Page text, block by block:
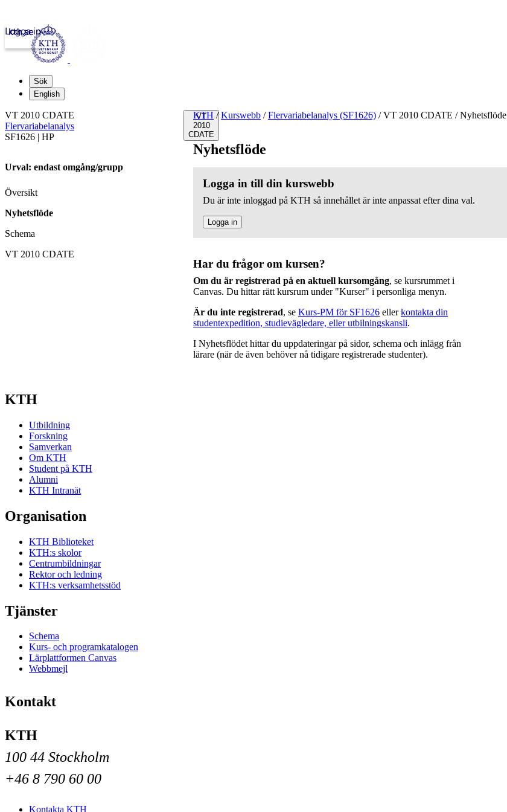
kth.se
Logga in
Sök
English
VT
2010
CDATE
KTH / Kurswebb / Flervariabelanalys (SF1626) /VT 2010 CDATE /Nyhetsflöde
Nyhetsflöde
Logga in till din kurswebb
Du är inte inloggad på KTH så innehållet är inte anpassat efter dina val.
Logga in
Har du frågor om kursen?
Om du är registrerad på en aktuell kursomgång, se kursrummet i
Canvas. Du hittar rätt kursrum under "Kurser" i personliga menyn.
Är du inte registrerad, se Kurs-PM för SF1626 ellerkontakta din
studentexpedition, studievägledare, eller utbilningskansli.
I Nyhetsflödet hittar du uppdateringar på sidor, schema och inlägg från
lärare (när de även behöver nå tidigare registrerade studenter).
VT 2010 CDATE
Flervariabelanalys
SF1626 | HP
Urval: endast omgång/grupp
Översikt
Nyhetsflöde
Schema
VT 2010 CDATE
KTH
Utbildning
Forskning
Samverkan
Om KTH
Student på KTH
Alumni
KTH Intranät
Organisation
KTH Biblioteket
KTH:s skolor
Centrumbildningar
Rektor och ledning
KTH:s verksamhetsstöd
Tjänster
Schema
Kurs- och programkatalogen
Lärplattformen Canvas
Webbmejl
Kontakt
KTH
100 44 Stockholm
+46 8 790 60 00
Kontakta KTH